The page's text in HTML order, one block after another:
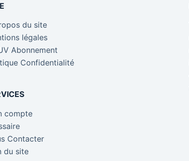
du site
légales
Abonnement
Confidentialité
compte
Contacter
du site